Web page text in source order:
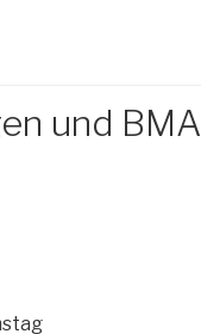
und BMA